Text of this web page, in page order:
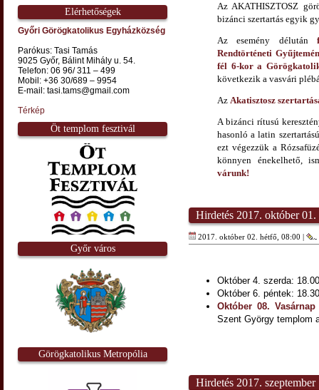
Elérhetőségek
Győri Görögkatolikus Egyházközség
Parókus: Tasi Tamás
9025 Győr, Bálint Mihály u. 54.
Telefon: 06 96/ 311 – 499
Mobil: +36 30/689 – 9954
E-mail: tasi.tams@gmail.com
Térkép
Öt templom fesztivál
Győr város
Görögkatolikus Metropólia
Az AKATHISZTOSZ
bizánci szertartás egyik
Az esemény délután
Rendtörténeti
fél 6-kor a
következik a vasvári
Az Akatisztosz
A bizánci rítusú
hasonló a latin
ezt végezzük a
könnyen énekelhető,
várunk!
Hirdetés 2017. október 01.
2017. október 02. hétfő, 08:00 |
Október 4. szerda:
Október 6. péntek:
Október 08. Vasárnap
Szent György templom
Hirdetés 2017. szeptember